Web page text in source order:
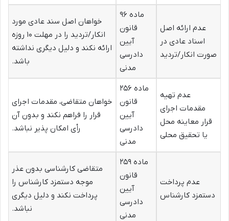
عدم ارائه اصل
اسناد عادی در
صورت انکار/تردید
ماده ۹۶
قانون
آیین
دادرسی
مدنی
خواهان اصل سند عادی مورد
انکار/تردید را در مهلت ۱۰ روزه
ارائه نکند و دلیل دیگری نداشته
باشد.
عدم تهیه
مقدمات اجرای
قرار معاینه محل
یا تحقیق محلی
ماده ۲۵۶
قانون
آیین
دادرسی
مدنی
خواهان متقاضی، مقدمات اجرای
قرار را فراهم نکند و بدون آن
رأی امکان پذیر نباشد.
عدم پرداخت
دستمزد کارشناس
ماده ۲۵۹
قانون
آیین
دادرسی
مدنی
متقاضی کارشناسی بدون عذر
موجه دستمزد کارشناس را
پرداخت نکند و دلیل دیگری
نباشد.